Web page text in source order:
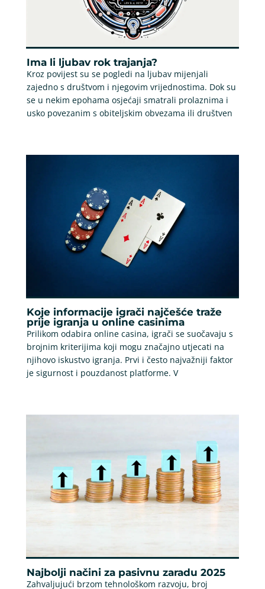
Ima li ljubav rok trajanja?
Kroz povijest su se pogledi na ljubav mijenjali
zajedno s društvom i njegovim vrijednostima. Dok su
se u nekim epohama osjećaji smatrali prolaznima i
usko povezanim s obiteljskim obvezama ili društven
Koje informacije igrači najčešće traže
prije igranja u online casinima
Prilikom odabira online casina, igrači se suočavaju s
brojnim kriterijima koji mogu značajno utjecati na
njihovo iskustvo igranja. Prvi i često najvažniji faktor
je sigurnost i pouzdanost platforme. V
Najbolji načini za pasivnu zaradu 2025
Zahvaljujući brzom tehnološkom razvoju, broj